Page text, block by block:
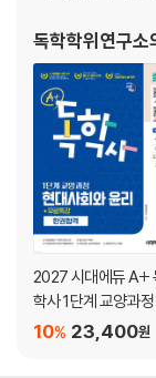
Ⅲ. 자료구조
시험장에 가져가는
기출동형 최종모의고
최종모의고사 정답 및
Ⅳ. 컴퓨터구조
시험장에 가져가는
기출동형 최종모의고
최종모의고사 정답 및
Ⅴ. 운영체제
독학학위연구소
2027 시대에듀 A+
학사 1단계 교양과
대사회와 윤리 한권합
23,400원
10%